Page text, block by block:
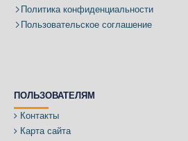
Политика конфиденциальности
Пользовательское соглашение
ПОЛЬЗОВАТЕЛЯМ
Контакты
Карта сайта